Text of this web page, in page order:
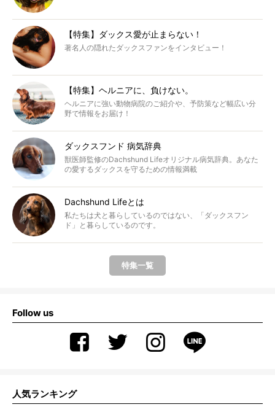
【特集】ダックス愛が止まらない！
著名人の隠れたダックスファンをインタビュー！
【特集】ヘルニアに、負けない。
ヘルニアに強い動物病院のご紹介や、予防策など幅広い分
野で情報をお届け！
ダックスフンド 病気辞典
獣医師監修のDachshund Lifeオリジナル病気辞典。あなた
の愛するダックスを守るための情報満載
Dachshund Lifeとは
私たちは犬と暮らしているのではない、「ダックスフン
ド」と暮らしているのです。
特集一覧
Follow us
人気ランキング